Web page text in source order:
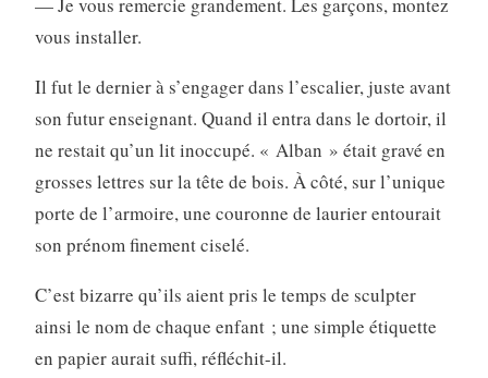
— Je vous remercie grandement. Les garçons, montez
vous installer.
Il fut le dernier à s’engager dans l’escalier, juste avant
son futur enseignant. Quand il entra dans le dortoir, il
ne restait qu’un lit inoccupé. « Alban » était gravé en
grosses lettres sur la tête de bois. À côté, sur l’unique
porte de l’armoire, une couronne de laurier entourait
son prénom finement ciselé.
C’est bizarre qu’ils aient pris le temps de sculpter
ainsi le nom de chaque enfant ; une simple étiquette
en papier aurait suffi, réfléchit-il.